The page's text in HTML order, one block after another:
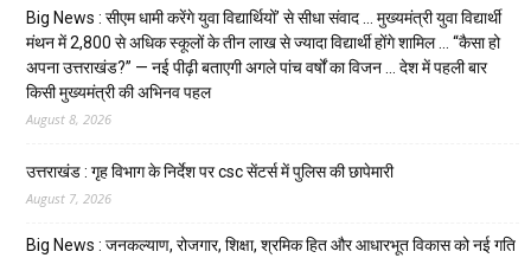
Big News : सीएम धामी करेंगे युवा विद्यार्थियों’ से सीधा संवाद … मुख्यमंत्री युवा विद्यार्थी
मंथन में 2,800 से अधिक स्कूलों के तीन लाख से ज्यादा विद्यार्थी होंगे शामिल … “कैसा हो
अपना उत्तराखंड?” — नई पीढ़ी बताएगी अगले पांच वर्षों का विजन … देश में पहली बार
किसी मुख्यमंत्री की अभिनव पहल
August 8, 2026
उत्तराखंड : गृह विभाग के निर्देश पर csc सेंटर्स में पुलिस की छापेमारी
August 7, 2026
Big News : जनकल्याण, रोजगार, शिक्षा, श्रमिक हित और आधारभूत विकास को नई गति